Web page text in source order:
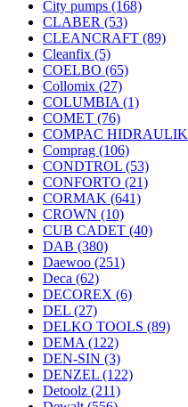
City pumps (168)
CLABER (53)
CLEANCRAFT (89)
Cleanfix (5)
COELBO (65)
Collomix (27)
COLUMBIA (1)
COMET (76)
COMPAC HIDRAULIK
Comprag (106)
CONDTROL (53)
CONFORTO (21)
CORMAK (641)
CROWN (10)
CUB CADET (40)
DAB (380)
Daewoo (251)
Deca (62)
DECOREX (6)
DEL (27)
DELKO TOOLS (89)
DEMA (122)
DEN-SIN (3)
DENZEL (122)
Detoolz (211)